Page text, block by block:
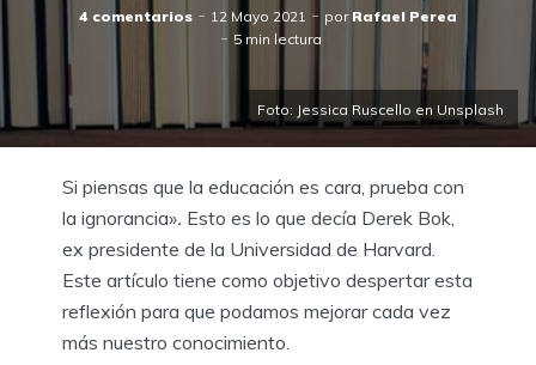
Foto: Jessica Ruscello en Unsplash
4 comentarios 12 Mayo 2021 por Rafael Perea
5 min lectura
Si piensas que la educación es cara, prueba con
la ignorancia». Esto es lo que decía Derek Bok,
ex presidente de la Universidad de Harvard.
Este artículo tiene como objetivo despertar esta
reflexión para que podamos mejorar cada vez
más nuestro conocimiento.